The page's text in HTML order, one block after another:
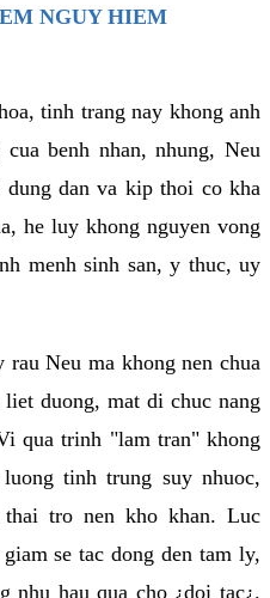
NGUY HIEM
tinh trang nay khong anh
benh nhan, nhung, Neu
dan va kip thoi co kha
he luy khong nguyen vong
menh sinh san, y thuc, uy
Neu ma khong nen chua
duong, mat di chuc nang
qua trinh "lam tran" khong
tinh trung suy nhuoc,
tro nen kho khan. Luc
se tac dong den tam ly,
nhu hau qua cho ¿doi tac¿.